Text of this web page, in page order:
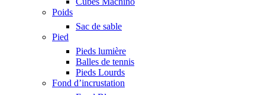
Poids
Sac de sable
Pied
Pieds lumière
Balles de tennis
Pieds Lourds
Fond d’incrustation